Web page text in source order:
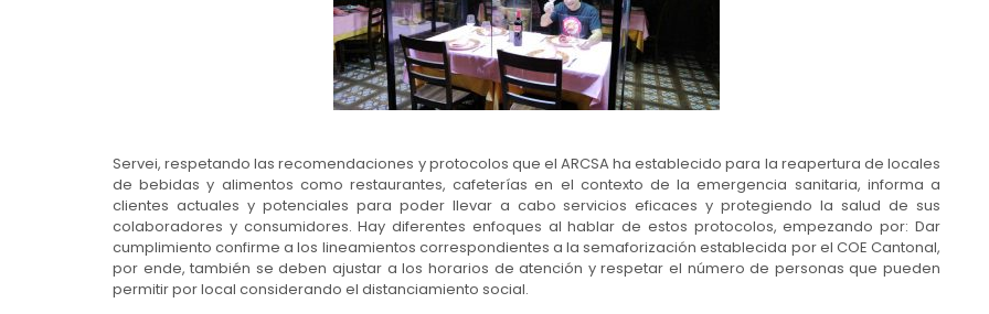
Servei, respetando las recomendaciones y protocolos que el ARCSA ha establecido para la reapertura de locales
de bebidas y alimentos como restaurantes, cafeterías en el contexto de la emergencia sanitaria, informa a
clientes actuales y potenciales para poder llevar a cabo servicios eficaces y protegiendo la salud de sus
colaboradores y consumidores. Hay diferentes enfoques al hablar de estos protocolos, empezando por: Dar
cumplimiento confirme a los lineamientos correspondientes a la semaforización establecida por el COE Cantonal,
por ende, también se deben ajustar a los horarios de atención y respetar el número de personas que pueden
permitir por local considerando el distanciamiento social.